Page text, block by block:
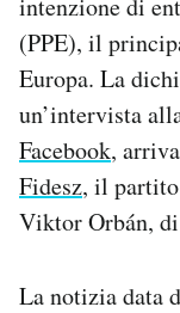
Area
Newsletter
Notifiche
Regala il Post
Hai bisogno
Esci
intenzione di
(PPE), il
Europa. La
un’intervista
Facebook,
Fidesz, il
Viktor Orbán,
La notizia data